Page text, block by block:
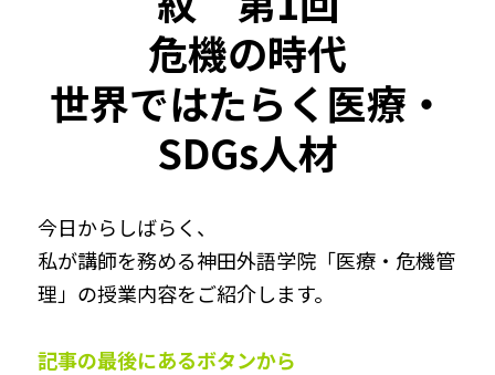
危機の時代
世界ではたらく医療・
SDGs人材​
今日からしばらく、
私が講師を務める神田外語学院「医療・危機管
理」の授業内容をご紹介します。
記事の最後にあるボタンから